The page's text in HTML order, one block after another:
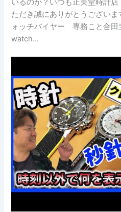
いるのか？いつも正美堂時計
ただき誠にありがとうござい
ォッチバイヤー 専務こと合田
watch…